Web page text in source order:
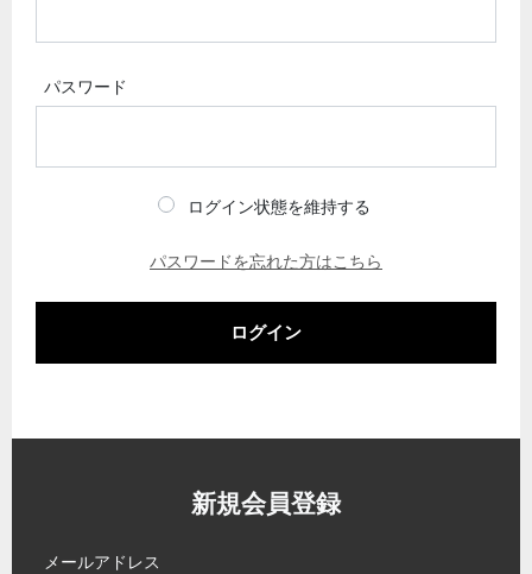
パスワード
ログイン状態を維持する
パスワードを忘れた方はこちら
ログイン
新規会員登録
メールアドレス